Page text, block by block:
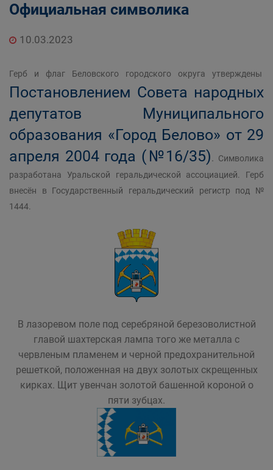
Официальная символика
10.03.2023
Герб и флаг Беловского городского округа утверждены
Постановлением Совета народных
депутатов Муниципального
образования «Город Белово» от 29
апреля 2004 года (№16/35). Символика
разработана Уральской геральдической ассоциацией. Герб
внесён в Государственный геральдический регистр под №
1444.
В лазоревом поле под серебряной березоволистной
главой шахтерская лампа того же металла с
червленым пламенем и черной предохранительной
решеткой, положенная на двух золотых скрещенных
кирках. Щит увенчан золотой башенной короной о
пяти зубцах.